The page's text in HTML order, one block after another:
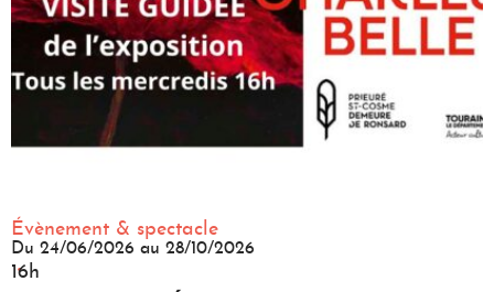
Évènement & spectacle
Du 24/06/2026 au 28/10/2026
.
16h